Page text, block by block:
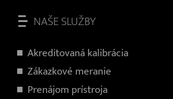
NAŠE SLUŽBY
Akreditovaná kalibrácia
Zákazkové meranie
Prenájom prístroja